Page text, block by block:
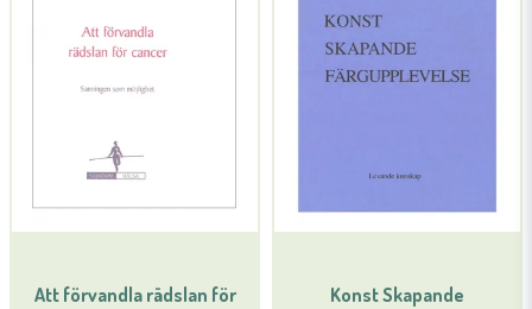
Att förvandla rädslan för
Konst Skapande